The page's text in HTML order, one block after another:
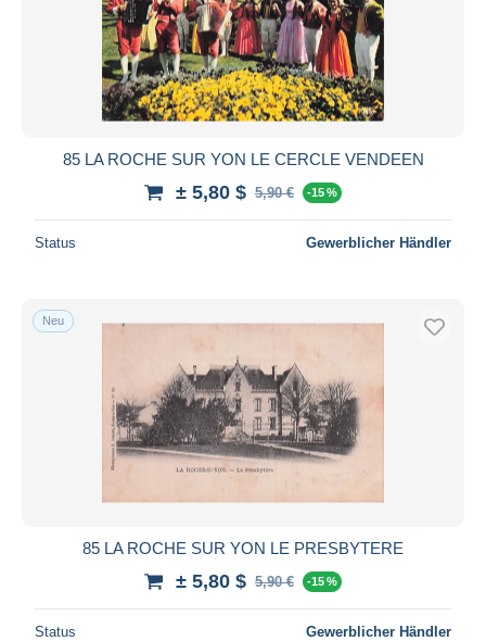
85 LA ROCHE SUR YON LE CERCLE VENDEEN
± 5,80 $ 5,90 € -15 %
Status Gewerblicher Händler
Neu
85 LA ROCHE SUR YON LE PRESBYTERE
± 5,80 $ 5,90 € -15 %
Status Gewerblicher Händler